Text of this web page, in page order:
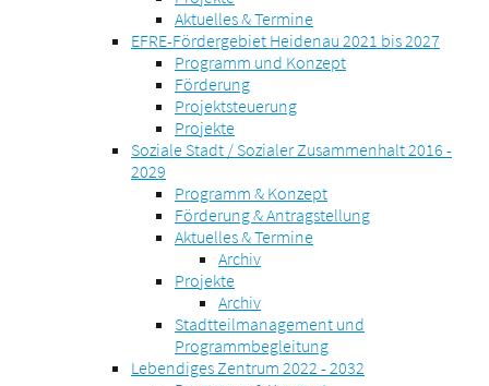
Aktuelles & Termine
EFRE-Fördergebiet Heidenau 2021 bis 2027
Programm und Konzept
Förderung
Projektsteuerung
Projekte
Soziale Stadt / Sozialer Zusammenhalt 2016 -
2029
Programm & Konzept
Förderung & Antragstellung
Aktuelles & Termine
Archiv
Projekte
Archiv
Stadtteilmanagement und
Programmbegleitung
Lebendiges Zentrum 2022 - 2032